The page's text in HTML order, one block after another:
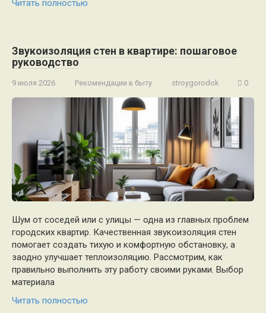
Читать полностью
Звукоизоляция стен в квартире: пошаговое
руководство
9 июля 2026 Рекомендации в быту stroygorodok 0
Шум от соседей или с улицы — одна из главных проблем
городских квартир. Качественная звукоизоляция стен
помогает создать тихую и комфортную обстановку, а
заодно улучшает теплоизоляцию. Рассмотрим, как
правильно выполнить эту работу своими руками. Выбор
материала
Читать полностью